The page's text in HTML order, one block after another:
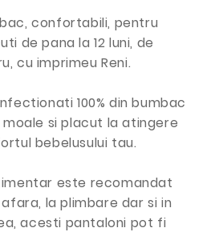
confortabili, pentru
de pana la 12 luni, de
cu imprimeu Reni.
100% din bumbac
si placut la atingere
bebelusului tau.
este recomandat
la plimbare dar si in
acesti pantaloni pot fi